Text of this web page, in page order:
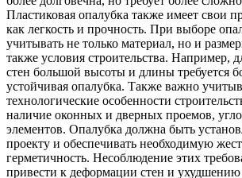
Пластиковая опалубка также имеет свои
как легкость и прочность. При выборе
учитывать не только материал, но и
также условия строительства. Например,
стен большой высоты и длины требуется
устойчивая опалубка. Также важно
технологические особенности
наличие оконных и дверных проемов,
элементов. Опалубка должна быть
проекту и обеспечивать необходимую
герметичность. Несоблюдение этих
привести к деформации стен и ухудшению